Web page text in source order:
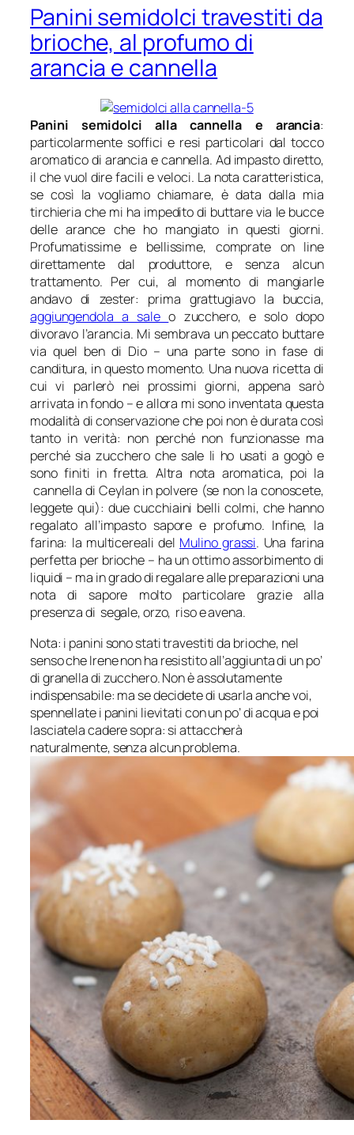
Panini semidolci travestiti da
brioche, al profumo di
arancia e cannella
Panini semidolci alla cannella e arancia:
particolarmente soffici e resi particolari dal tocco
aromatico di arancia e cannella. Ad impasto diretto,
il che vuol dire facili e veloci. La nota caratteristica,
se così la vogliamo chiamare, è data dalla mia
tirchieria che mi ha impedito di buttare via le bucce
delle arance che ho mangiato in questi giorni.
Profumatissime e bellissime, comprate on line
direttamente dal produttore, e senza alcun
trattamento. Per cui, al momento di mangiarle
andavo di zester: prima grattugiavo la buccia,
aggiungendola a saleo zucchero, e solo dopo
divoravo l’arancia. Mi sembrava un peccato buttare
via quel ben di Dio – una parte sono in fase di
canditura, in questo momento. Una nuova ricetta di
cui vi parlerò nei prossimi giorni, appena sarò
arrivata in fondo – e allora mi sono inventata questa
modalità di conservazione che poi non è durata così
tanto in verità: non perché non funzionasse ma
perché sia zucchero che sale li ho usati a gogò e
sono finiti in fretta. Altra nota aromatica, poi la
cannella di Ceylan in polvere (se non la conoscete,
leggete qui): due cucchiaini belli colmi, che hanno
regalato all’impasto sapore e profumo. Infine, la
farina: la multicereali del Mulino grassi. Una farina
perfetta per brioche – ha un ottimo assorbimento di
liquidi – ma in grado di regalare alle preparazioni una
nota di sapore molto particolare grazie alla
presenza di segale, orzo, riso e avena.
Nota: i panini sono stati travestiti da brioche, nel
senso che Irene non ha resistito all’aggiunta di un po’
di granella di zucchero. Non è assolutamente
indispensabile: ma se decidete di usarla anche voi,
spennellate i panini lievitati con un po’ di acqua e poi
lasciatela cadere sopra: si attaccherà
naturalmente, senza alcun problema.